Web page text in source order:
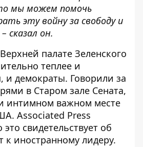
мы можем помочь
эту войну за свободу и
сказал он.
палате Зеленского
теплее и
и демократы. Говорили за
в Старом зале Сената,
интимном важном месте
Associated Press
это свидетельствует об
к иностранному лидеру.